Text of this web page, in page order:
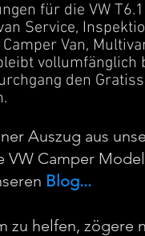
für die VW
Service,
Van,
den
Auszug aus
Camper
Blog...
zu helfen, zögere